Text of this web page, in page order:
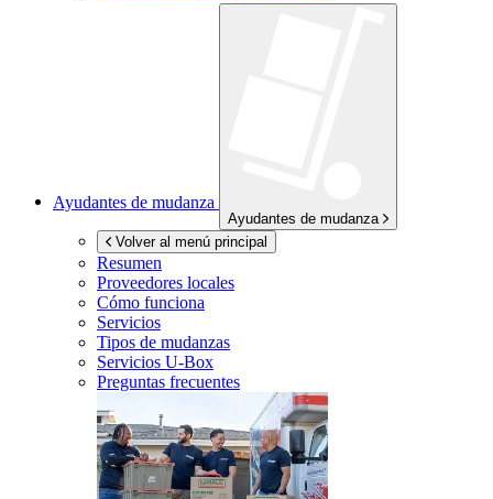
Ayudantes de mudanza
Ayudantes de mudanza
Volver al menú principal
Resumen
Proveedores locales
Cómo funciona
Servicios
Tipos de mudanzas
Servicios U-Box
Preguntas frecuentes